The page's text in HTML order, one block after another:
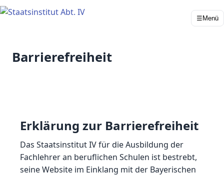
☰Menü
Barrierefreiheit
Erklärung zur Barrierefreiheit
Das Staatsinstitut IV für die Ausbildung der
Fachlehrer an beruflichen Schulen ist bestrebt,
seine Website im Einklang mit der Bayerischen